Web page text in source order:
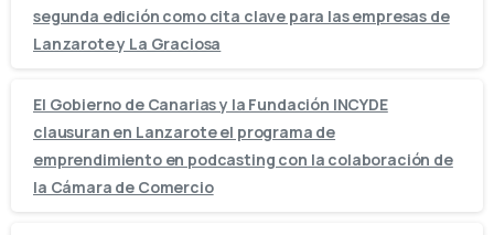
segunda edición como cita clave para las empresas de
Lanzarote y La Graciosa
El Gobierno de Canarias y la Fundación INCYDE
clausuran en Lanzarote el programa de
emprendimiento en podcasting con la colaboración de
la Cámara de Comercio